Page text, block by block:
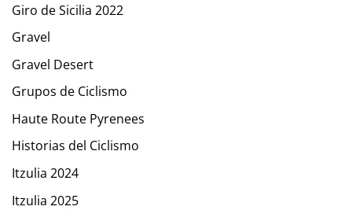
Giro de Sicilia 2022
Gravel
Gravel Desert
Grupos de Ciclismo
Haute Route Pyrenees
Historias del Ciclismo
Itzulia 2024
Itzulia 2025